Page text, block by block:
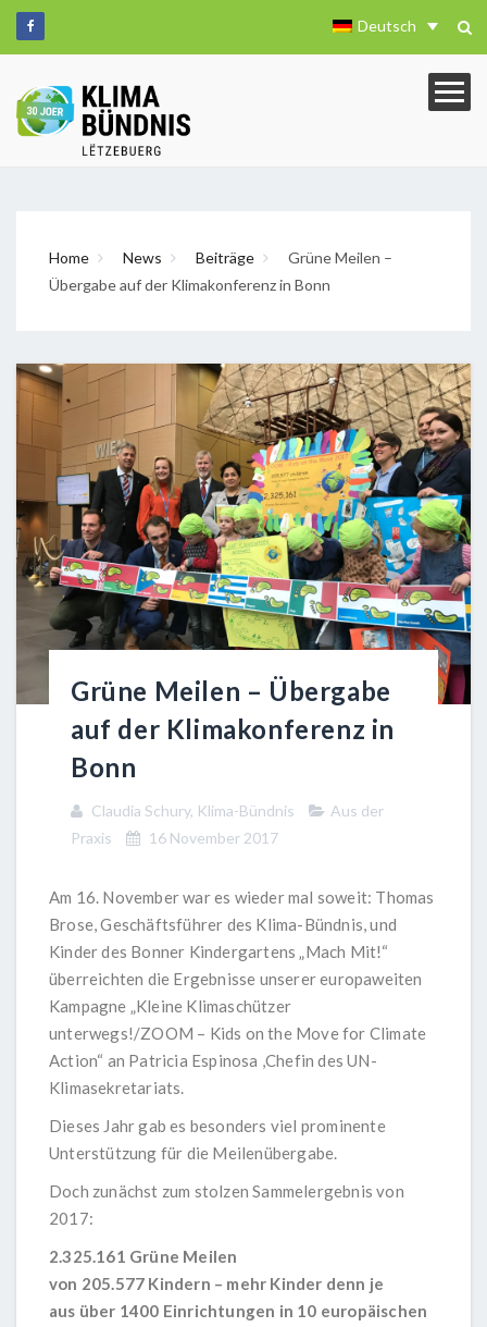
Deutsch
Home News Beiträge
Grüne Meilen –
Übergabe auf der Klimakonferenz in Bonn
Grüne Meilen – Übergabe
auf der Klimakonferenz in
Bonn
Claudia Schury, Klima-Bündnis
Aus der
Praxis
16 November 2017
Am 16. November war es wieder mal soweit: Thomas
Brose, Geschäftsführer des Klima-Bündnis, und
Kinder des Bonner Kindergartens „Mach Mit!“
überreichten die Ergebnisse unserer europaweiten
Kampagne „Kleine Klimaschützer
unterwegs!/ZOOM – Kids on the Move for Climate
Action“ an Patricia Espinosa ,Chefin des UN-
Klimasekretariats.
Dieses Jahr gab es besonders viel prominente
Unterstützung für die Meilenübergabe.
Doch zunächst zum stolzen Sammelergebnis von
2017:
2.325.161 Grüne Meilen
von 205.577 Kindern – mehr Kinder denn je
aus über 1400 Einrichtungen in 10 europäischen